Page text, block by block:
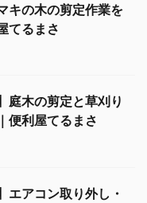
キの木の剪定作業を
てるまさ
庭木の剪定と草刈り
便利屋てるまさ
エアコン取り外し・